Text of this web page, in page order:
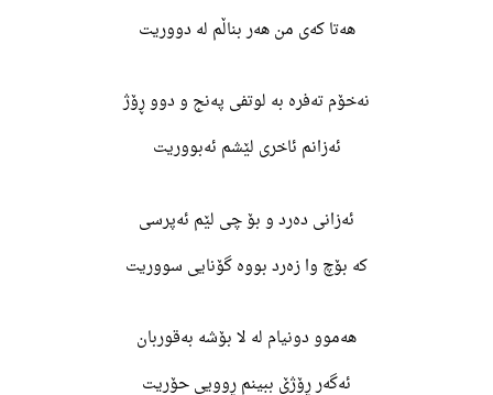
هەتا کەی من هەر بناڵم لە دووریت
نەخۆم تەفرە بە لوتفی پەنج و دوو ڕۆژ
ئەزانم ئاخری لێشم ئەبووریت
ئەزانی دەرد و بۆ چی لێم ئەپرسی
کە بۆچ وا زەرد بووە گۆنایی سووریت
هەموو دونیام لە لا بۆشە بەقوربان
ئەگەر ڕۆژێ ببینم ڕوویی حۆریت